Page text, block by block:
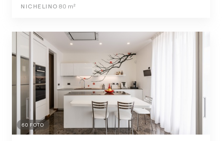
NICHELINO 80 m²
60 FOTO